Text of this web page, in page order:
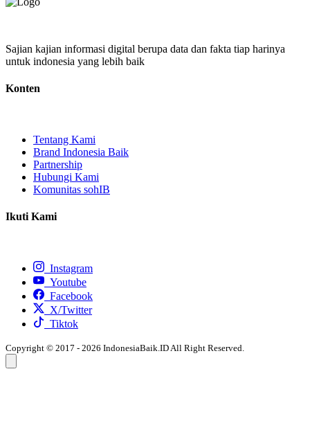
Sajian kajian informasi digital berupa data dan fakta tiap harinya
untuk indonesia yang lebih baik
Konten
Tentang Kami
Brand Indonesia Baik
Partnership
Hubungi Kami
Komunitas sohIB
Ikuti Kami
Instagram
Youtube
Facebook
X/Twitter
Tiktok
Copyright © 2017 - 2026 IndonesiaBaik.ID All Right Reserved.